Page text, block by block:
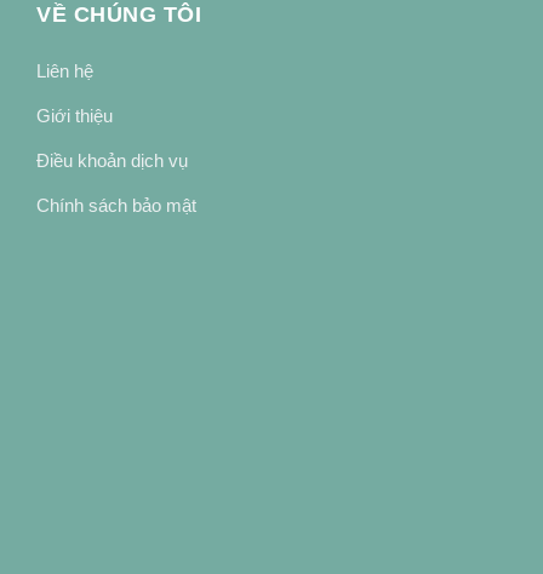
VỀ CHÚNG TÔI
Liên hệ
Giới thiệu
Điều khoản dịch vụ
Chính sách bảo mật